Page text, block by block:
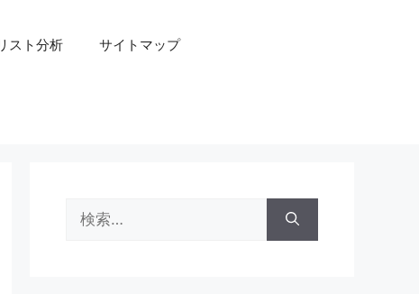
スト分析 サイトマップ
索: